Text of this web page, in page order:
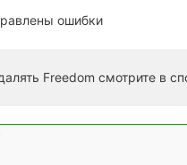
ошибки
Freedom смотрите в